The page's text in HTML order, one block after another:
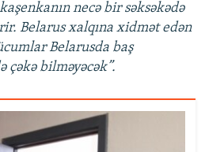
necə bir səksəkədə
Belarus xalqına xidmət edən
Belarusda baş
çəkə bilməyəcək”.